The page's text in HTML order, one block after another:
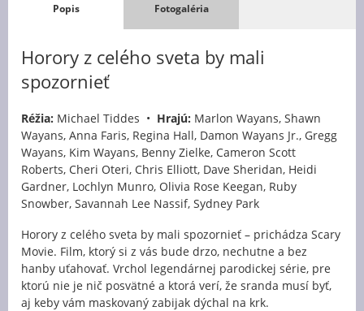
Popis Fotogaléria
Horory z celého sveta by mali
spozornieť
Réžia: Michael Tiddes • Hrajú: Marlon Wayans, Shawn
Wayans, Anna Faris, Regina Hall, Damon Wayans Jr., Gregg
Wayans, Kim Wayans, Benny Zielke, Cameron Scott
Roberts, Cheri Oteri, Chris Elliott, Dave Sheridan, Heidi
Gardner, Lochlyn Munro, Olivia Rose Keegan, Ruby
Snowber, Savannah Lee Nassif, Sydney Park
Horory z celého sveta by mali spozornieť – prichádza Scary
Movie. Film, ktorý si z vás bude drzo, nechutne a bez
hanby uťahovať. Vrchol legendárnej parodickej série, pre
ktorú nie je nič posvätné a ktorá verí, že sranda musí byť,
aj keby vám maskovaný zabijak dýchal na krk.